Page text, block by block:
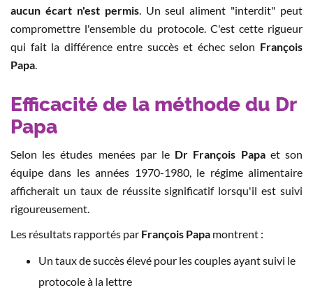
aucun écart n'est permis. Un seul aliment "interdit" peut
compromettre l'ensemble du protocole. C'est cette rigueur
qui fait la différence entre succès et échec selon François
Papa.
Efficacité de la méthode du Dr
Papa
Selon les études menées par le Dr François Papaet son
équipe dans les années 1970-1980, le régime alimentaire
afficherait un taux de réussite significatif lorsqu'il est suivi
rigoureusement.
Les résultats rapportés par François Papa montrent :
Un taux de succès élevé pour les couples ayant suivi le
protocole à la lettre